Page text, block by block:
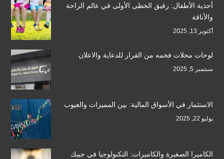
أحذية الأطفال: رفيق الخطى الأولى في عالم الراحة
والأناقة
أكتوبر 13, 2025
لوحات محلات فخمه من القرار للدعاية والاعلان
سبتمبر 5, 2025
الاستثمار في الأسواق المالية: بين المميزات والعيوب
يوليو 22, 2025
الكاميرا الصغيرة والكاميرات: التكنولوجيا في جيبك